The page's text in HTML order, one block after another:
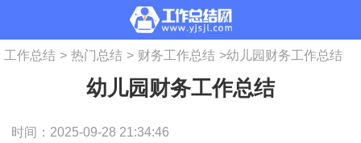
工作总结 > 热门总结 > 财务工作总结 >幼儿园财务工作总结
幼儿园财务工作总结
时间：2025-09-28 21:34:46